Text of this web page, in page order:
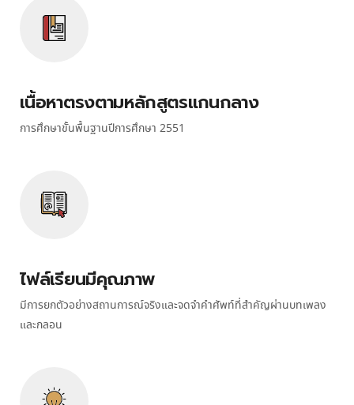
เนื้อหาตรงตามหลักสูตรแกนกลาง
การศึกษาขั้นพื้นฐานปีการศึกษา 2551
ไฟล์เรียนมีคุณภาพ
มีการยกตัวอย่างสถานการณ์จริงและจดจําคําศัพท์ที่สําคัญผ่านบทเพลง
และกลอน